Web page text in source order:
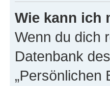
Wie kann ich
Wenn du dich
Datenbank
„Persönlichen